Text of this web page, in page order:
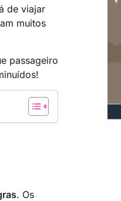
de viajar
muitos
passageiro
. Os